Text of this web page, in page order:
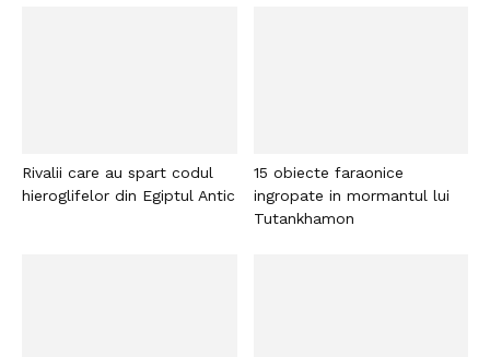
Rivalii care au spart codul
hieroglifelor din Egiptul Antic
15 obiecte faraonice
ingropate in mormantul lui
Tutankhamon